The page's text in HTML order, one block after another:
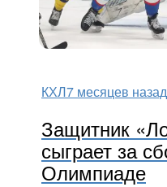
КХЛ7 месяцев назад
Защитник
сыграет за
Олимпиаде